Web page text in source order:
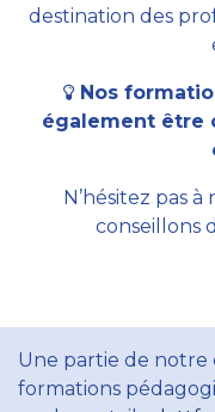
destination des
Nos
également être
N’hésitez pas
conseillons
Une partie de
formations